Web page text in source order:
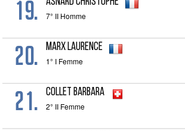
19. 7° II Homme
20. MARX Laurence
1° I Femme
21. COLLET Barbara
2° II Femme